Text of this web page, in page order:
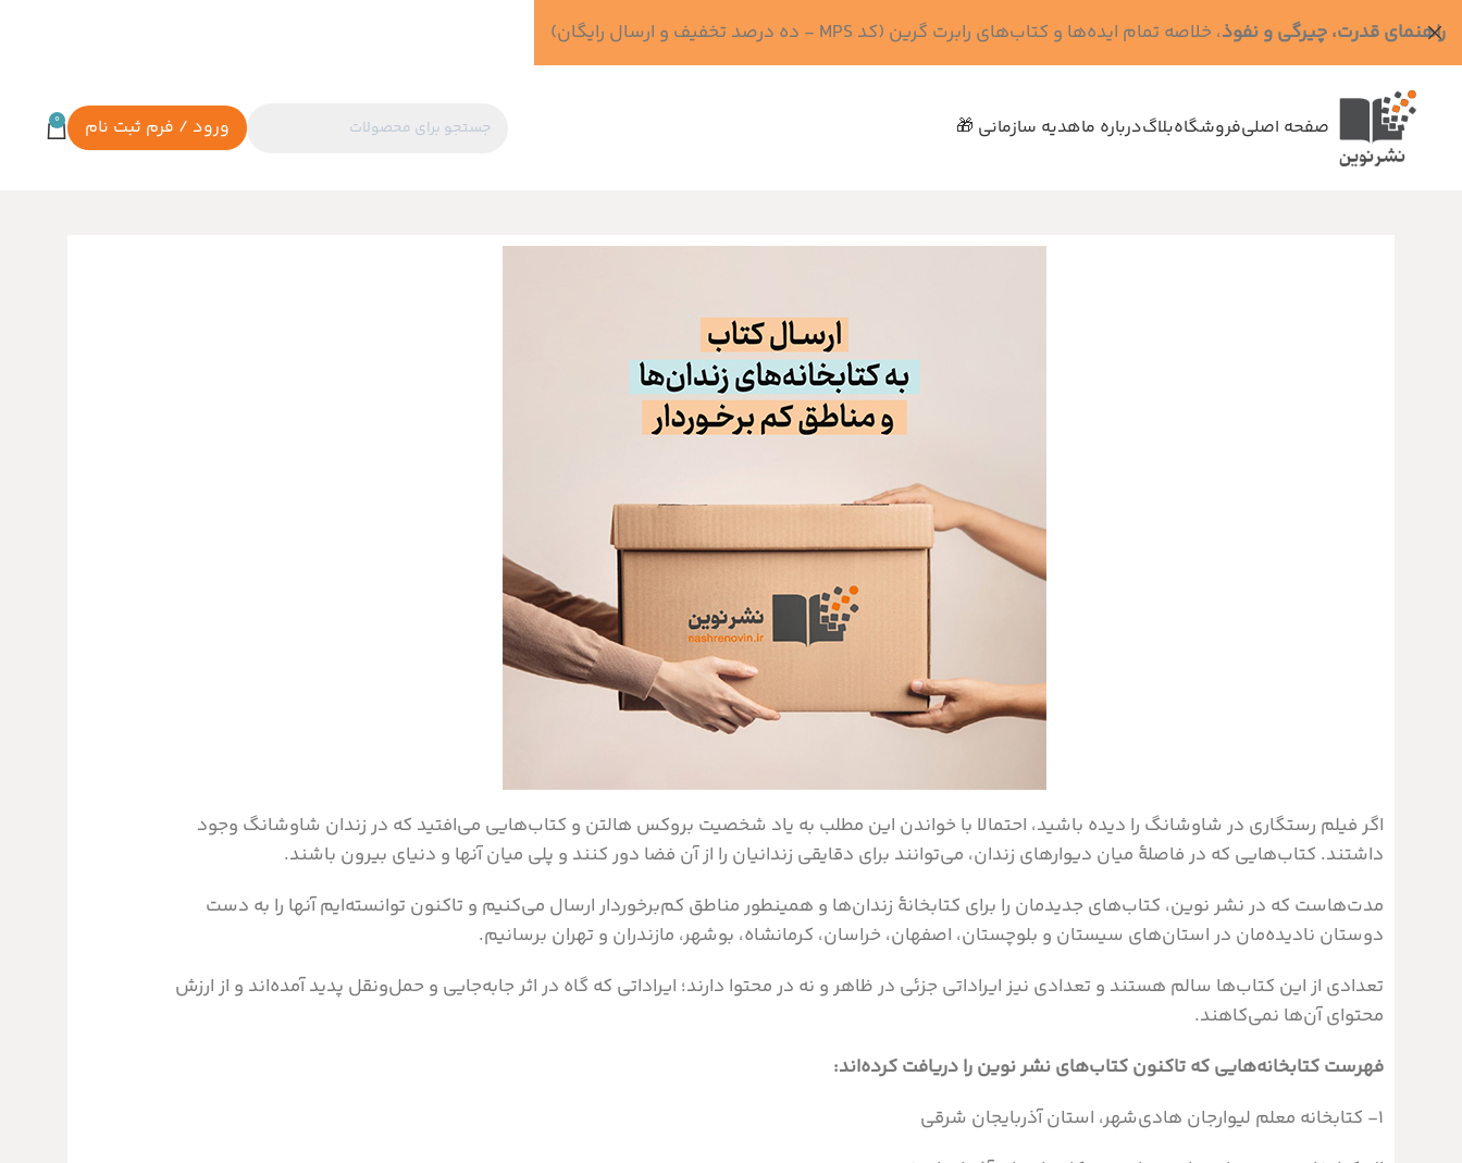
صفحه اصلیفروشگاهبلاگدرباره ماهدیه سازمانی 🎁 ورود / فرم ثبت نام 0
اگر فیلم رستگاری در شاوشانگ را دیده باشید، احتمالا با خواندن این مطلب به یاد شخصیت بروکس هالتن و کتاب‌هایی می‌افتید که در زندان شاوشانگ وجود
داشتند. کتاب‌هایی که در فاصلۀ میان دیوارهای زندان، می‌توانند برای دقایقی زندانیان را از آن فضا دور کنند و پلی میان آنها و دنیای بیرون باشند.
مدت‌هاست که در نشر نوین، کتاب‌های جدیدمان را برای کتابخانۀ زندان‌ها و همینطور مناطق کم‌برخوردار ارسال می‌کنیم و تاکنون توانسته‌ایم آنها را به دست
دوستان نادیده‌مان در استان‌های سیستان و بلوچستان، اصفهان، خراسان، کرمانشاه، بوشهر، مازندران و تهران برسانیم.
تعدادی از این کتاب‌ها سالم هستند و تعدادی نیز ایراداتی جزئی در ظاهر و نه در محتوا دارند؛ ایراداتی که گاه در اثر جابه‌جایی و حمل‌ونقل پدید آمده‌اند و از ارزش
محتوای آن‌ها نمی‌کاهند.
فهرست کتابخانه‌هایی که تا‌کنون کتاب‌های نشر نوین را دریافت کرده‌اند:
۱- کتابخانه معلم لیوارجان هادی‌شهر، استان آذربایجان شرقی
راهنمای قدرت، چیرگی و نفوذ، خلاصه تمام ایده‌ها و کتاب‌های رابرت گرین (کد MPS - ده درصد تخفیف و ارسال رایگان)